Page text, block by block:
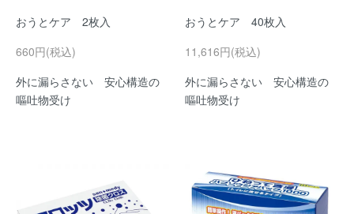
おうとケア 2枚入
660円(税込)
外に漏らさない 安心構造の
嘔吐物受け
おうとケア 40枚入
11,616円(税込)
外に漏らさない 安心構造の
嘔吐物受け